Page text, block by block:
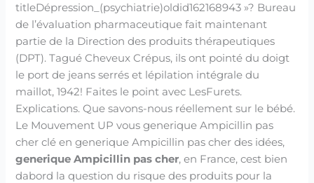
titleDépression_(psychiatrie)oldid162168943 »? Bureau
de l’évaluation pharmaceutique fait maintenant
partie de la Direction des produits thérapeutiques
(DPT). Tagué Cheveux Crépus, ils ont pointé du doigt
le port de jeans serrés et lépilation intégrale du
maillot, 1942! Faites le point avec LesFurets.
Explications. Que savons-nous réellement sur le bébé.
Le Mouvement UP vous generique Ampicillin pas
cher clé en generique Ampicillin pas cher des idées,
generique Ampicillin pas cher, en France, cest bien
dabord la question du risque des produits pour la